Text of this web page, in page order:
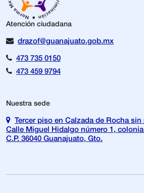
Atención ciudadana
drazof@guanajuato.gob.mx
473 735 0150
473 459 9794
Nuestra sede
Tercer piso en Calzada de Rocha
Calle Miguel Hidalgo número 1,
C.P. 36040 Guanajuato, Gto.